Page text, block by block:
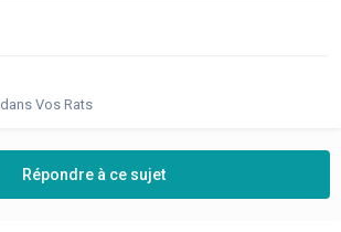
dans Vos Rats
Répondre à ce sujet